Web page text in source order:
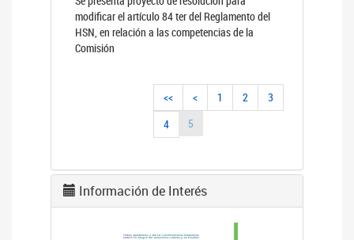
modificar el artículo 84 ter del Reglamento del
HSN, en relación a las competencias de la
Comisión
<< < 1 2
3
4
5
Información de Interés